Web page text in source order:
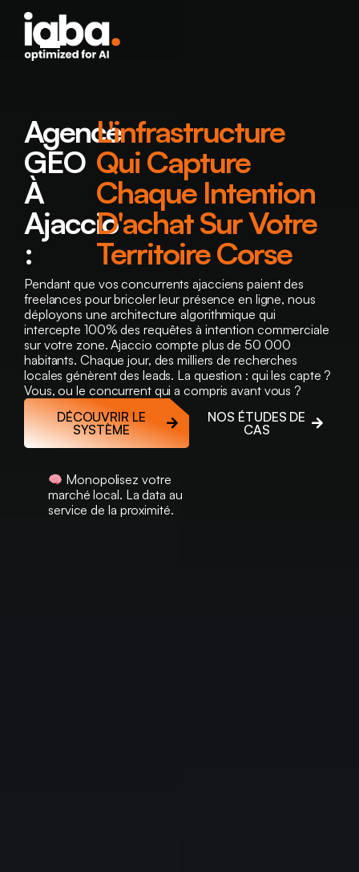
Agence
GEO
À
Ajaccio
:
L'infrastructure
Qui Capture
Chaque Intention
D'achat Sur Votre
Territoire Corse
Pendant que vos concurrents ajacciens paient des
freelances pour bricoler leur présence en ligne, nous
déployons une architecture algorithmique qui
intercepte 100% des requêtes à intention commerciale
sur votre zone. Ajaccio compte plus de 50 000
habitants. Chaque jour, des milliers de recherches
locales génèrent des leads. La question : qui les capte ?
Vous, ou le concurrent qui a compris avant vous ?
DÉCOUVRIR LE
SYSTÈME
NOS ÉTUDES DE
CAS
Monopolisez votre
marché local. La data au
service de la proximité.